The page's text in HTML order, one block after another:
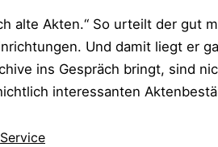
alte Akten.“ So urteilt der gut
Und damit liegt er
ins Gespräch bringt, sind
interessanten
Service